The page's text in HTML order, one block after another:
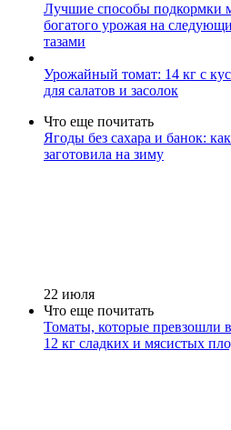
Лучшие способы подкормки
богатого урожая на
тазами
Урожайный томат: 14 кг с
для салатов и засолок
Что еще почитать
Ягоды без сахара и банок:
заготовила на зиму
22 июля
Что еще почитать
Томаты, которые превзошли
12 кг сладких и мясистых